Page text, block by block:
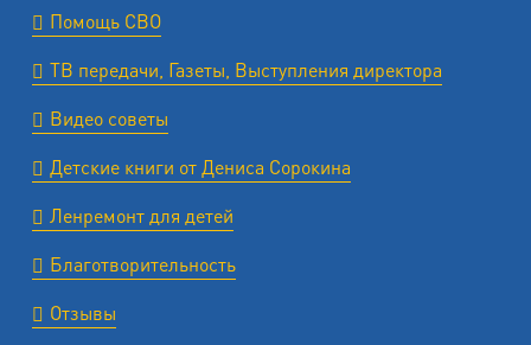
Помощь СВО
ТВ передачи, Газеты, Выступления директора
Видео советы
Детские книги от Дениса Сорокина
Ленремонт для детей
Благотворительность
Отзывы